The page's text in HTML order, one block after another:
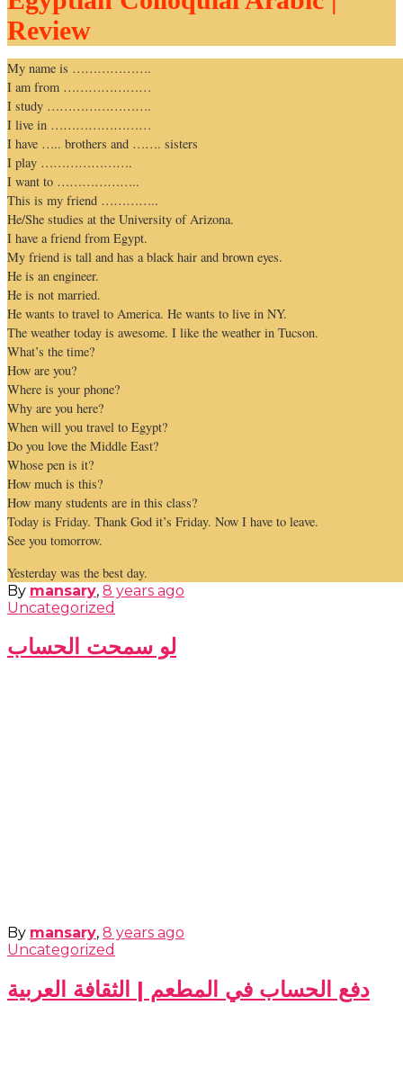
Review
My name is ……………….
I am from …………………
I study …………………….
I live in ……………………
I have ….. brothers and ……. sisters
I play ………………….
I want to ………………..
This is my friend …………..
He/She studies at the University of Arizona.
I have a friend from Egypt.
My friend is tall and has a black hair and brown eyes.
He is an engineer.
He is not married.
He wants to travel to America. He wants to live in NY.
The weather today is awesome. I like the weather in Tucson.
What’s the time?
How are you?
Where is your phone?
Why are you here?
When will you travel to Egypt?
Do you love the Middle East?
Whose pen is it?
How much is this?
How many students are in this class?
Today is Friday. Thank God it’s Friday. Now I have to leave.
See you tomorrow.
Yesterday was the best day.
By mansary, 8 years ago
Uncategorized
لو سمحت الحساب
By mansary, 8 years ago
Uncategorized
دفع الحساب في المطعم | الثقافة العربية